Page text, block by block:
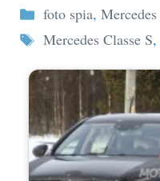
Categorie
foto spia, Mercedes
Tag
Mercedes Classe S,